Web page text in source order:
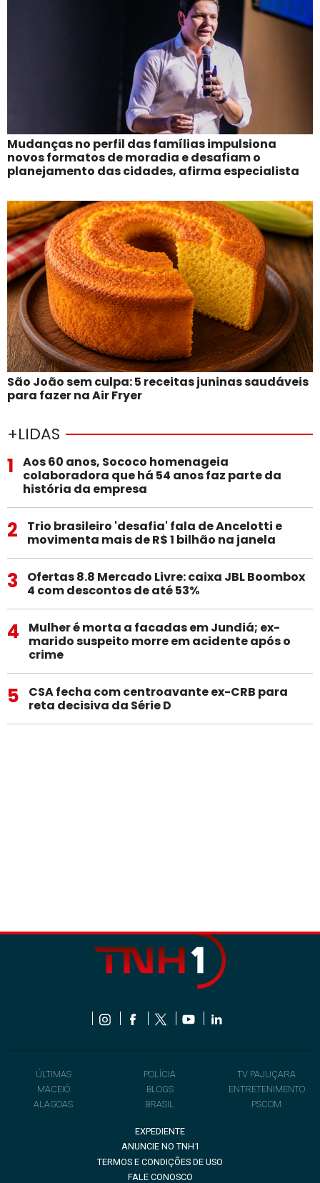
Mudanças no perfil das famílias impulsiona
novos formatos de moradia e desafiam o
planejamento das cidades, afirma especialista
São João sem culpa: 5 receitas juninas saudáveis
para fazer na Air Fryer
+LIDAS
1
Aos 60 anos, Sococo homenageia
colaboradora que há 54 anos faz parte da
história da empresa
2
Trio brasileiro 'desafia' fala de Ancelotti e
movimenta mais de R$ 1 bilhão na janela
3
Ofertas 8.8 Mercado Livre: caixa JBL Boombox
4 com descontos de até 53%
4
Mulher é morta a facadas em Jundiá; ex-
marido suspeito morre em acidente após o
crime
5
CSA fecha com centroavante ex-CRB para
reta decisiva da Série D
ÚLTIMAS
MACEIÓ
ALAGOAS
POLÍCIA
BLOGS
BRASIL
TV PAJUÇARA
ENTRETENIMENTO
PSCOM
EXPEDIENTE
ANUNCIE NO TNH1
TERMOS E CONDIÇÕES DE USO
FALE CONOSCO